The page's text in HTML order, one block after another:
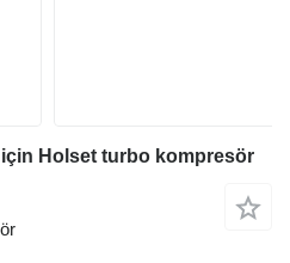
Holset turbo kompresör